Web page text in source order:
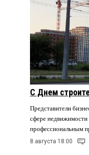
С Днем
Представители
сфере недвижимости
профессиональным
8 августа 18:00